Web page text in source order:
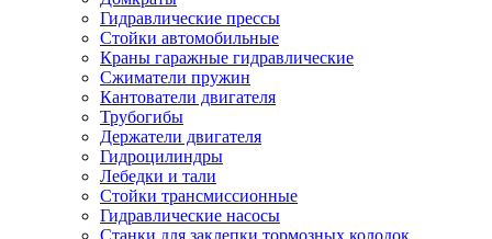
Гидравлические прессы
Стойки автомобильные
Краны гаражные гидравлические
Сжиматели пружин
Кантователи двигателя
Трубогибы
Держатели двигателя
Гидроцилиндры
Лебедки и тали
Стойки трансмиссионные
Гидравлические насосы
Cтанки для заклепки тормозных колодок